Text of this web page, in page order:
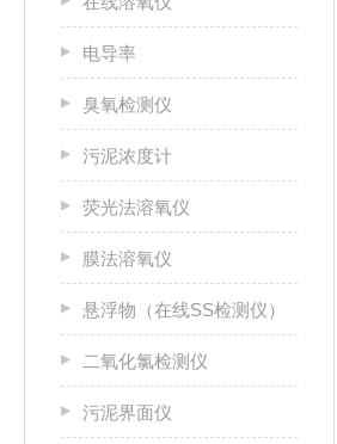
电导率
臭氧检测仪
污泥浓度计
荧光法溶氧仪
膜法溶氧仪
悬浮物（在线SS检测仪）
二氧化氯检测仪
污泥界面仪